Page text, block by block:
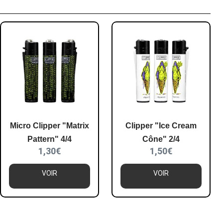
Micro Clipper "Matrix
Pattern" 4/4
1,30€
VOIR
Clipper "Ice Cream
Cône" 2/4
1,50€
VOIR